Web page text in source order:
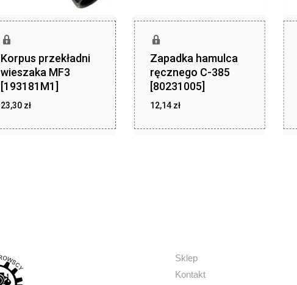
Korpus przekładni
wieszaka MF3
[193181M1]
23,30 zł
Zapadka hamulca
ręcznego C-385
[80231005]
12,14 zł
Sklep
Kontakt